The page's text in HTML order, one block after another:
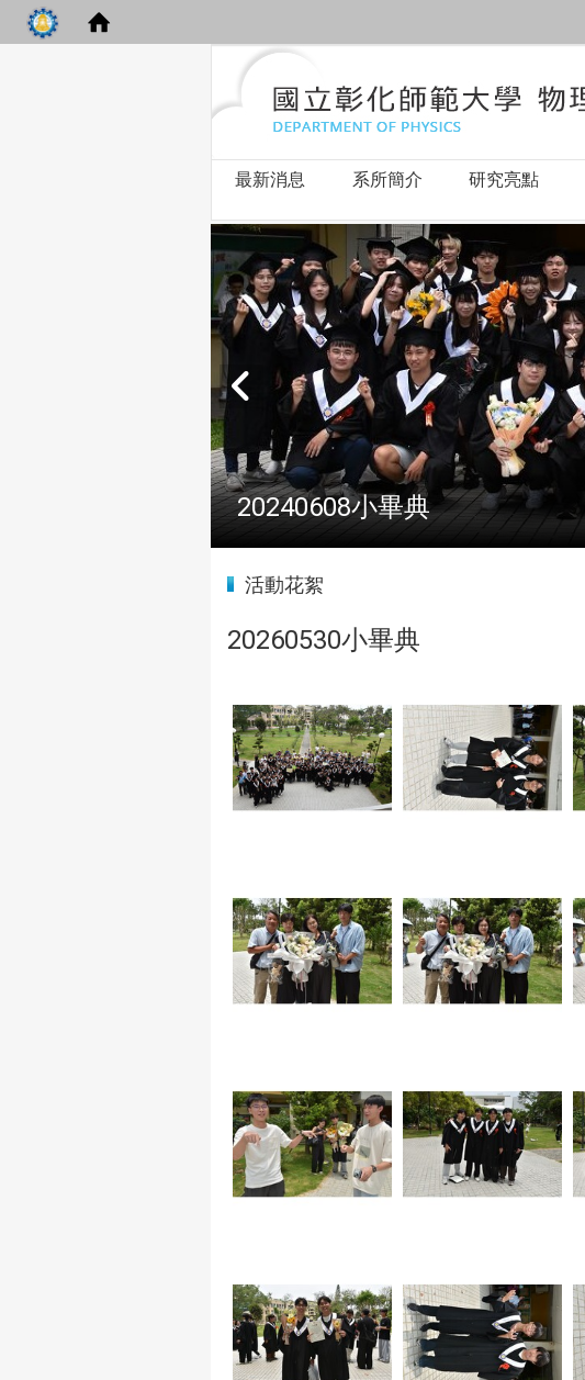
最新消息 系所簡介 研究亮點
20240608小畢典
活動花絮
20260530小畢典